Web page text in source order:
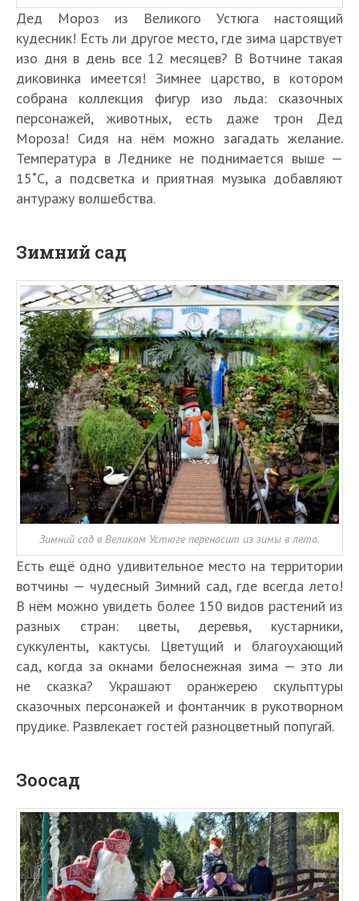
Дед Мороз из Великого Устюга настоящий
кудесник! Есть ли другое место, где зима царствует
изо дня в день все 12 месяцев? В Вотчине такая
диковинка имеется! Зимнее царство, в котором
собрана коллекция фигур изо льда: сказочных
персонажей, животных, есть даже трон Дед
Мороза! Сидя на нём можно загадать желание.
Температура в Леднике не поднимается выше —
15˚С, а подсветка и приятная музыка добавляют
антуражу волшебства.
Зимний сад
Зимний сад в Великом Устюге переносит из зимы в лето.
Есть ещё одно удивительное место на территории
вотчины — чудесный Зимний сад, где всегда лето!
В нём можно увидеть более 150 видов растений из
разных стран: цветы, деревья, кустарники,
суккуленты, кактусы. Цветущий и благоухающий
сад, когда за окнами белоснежная зима — это ли
не сказка? Украшают оранжерею скульптуры
сказочных персонажей и фонтанчик в рукотворном
прудике. Развлекает гостей разноцветный попугай.
Зоосад